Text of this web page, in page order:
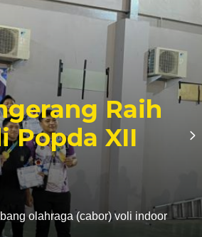
Raih
Popda XII
olahraga (cabor) voli indoor